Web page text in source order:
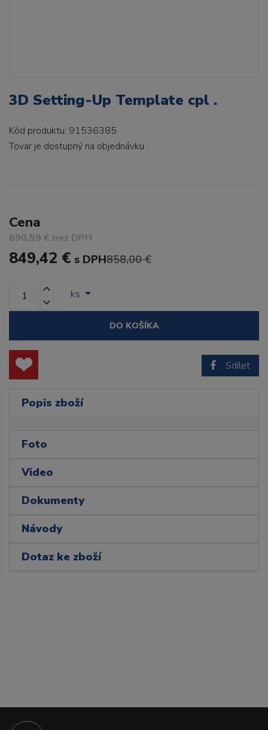
3D Setting-Up Template cpl .
Kód produktu: 91536385
Tovar je dostupný na objednávku
Cena
690,59 € bez DPH
849,42 € s DPH858,00 €
ks
DO KOŠÍKA
Sdílet
Popis zboží
Foto
Video
Dokumenty
Návody
Dotaz ke zboží